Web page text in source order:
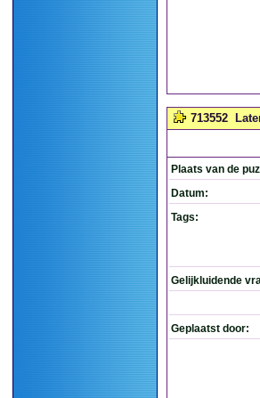
713552
Plaats van de
Datum:
Tags:
Gelijkluidende
Geplaatst door: